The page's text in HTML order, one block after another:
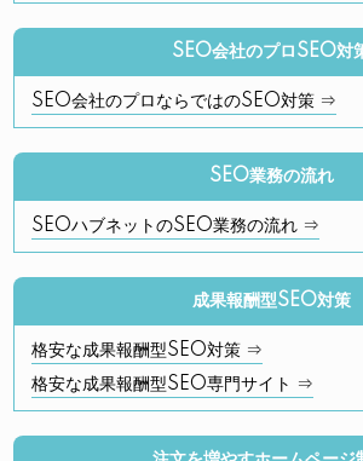
SEO会社のプロSEO対
SEO会社のプロならではのSEO対策 ⇒
SEO業務の流れ
SEOハブネットのSEO業務の流れ ⇒
成果報酬型SEO対策
格安な成果報酬型SEO対策 ⇒
格安な成果報酬型SEO専門サイト ⇒